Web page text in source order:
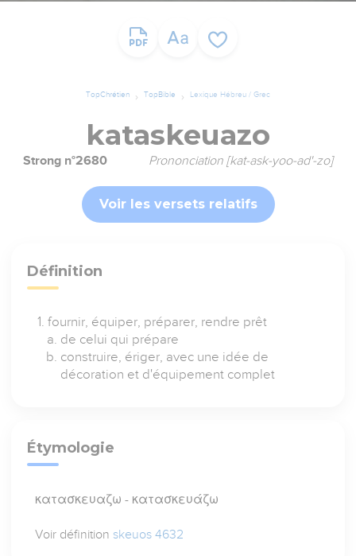
TopChrétien TopBible Lexique Hébreu / Grec
kataskeuazo
Strong n°2680 Prononciation [kat-ask-yoo-ad'-zo]
Voir les versets relatifs
Définition
fournir, équiper, préparer, rendre prêt
de celui qui prépare
construire, ériger, avec une idée de
décoration et d'équipement complet
Étymologie
κατασκευαζω - κατασκευάζω
Voir définition skeuos 4632